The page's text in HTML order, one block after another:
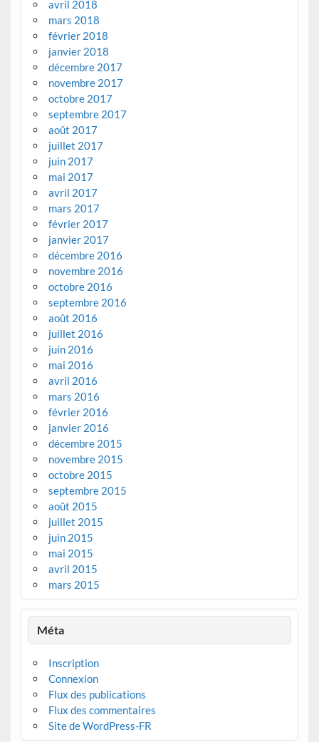
avril 2018
mars 2018
février 2018
janvier 2018
décembre 2017
novembre 2017
octobre 2017
septembre 2017
août 2017
juillet 2017
juin 2017
mai 2017
avril 2017
mars 2017
février 2017
janvier 2017
décembre 2016
novembre 2016
octobre 2016
septembre 2016
août 2016
juillet 2016
juin 2016
mai 2016
avril 2016
mars 2016
février 2016
janvier 2016
décembre 2015
novembre 2015
octobre 2015
septembre 2015
août 2015
juillet 2015
juin 2015
mai 2015
avril 2015
mars 2015
Méta
Inscription
Connexion
Flux des publications
Flux des commentaires
Site de WordPress-FR